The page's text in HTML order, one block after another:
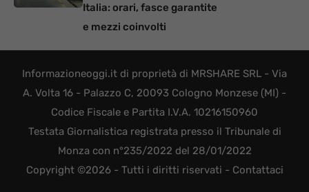
Italia: orari, fasce garantite
e mezzi coinvolti
Informazioneoggi.it di proprietà di MRSHARE SRL - Via
A. Volta 16 - Palazzo C, 20093 Cologno Monzese (MI) -
Codice Fiscale e Partita I.V.A. 10216150960
Testata Giornalistica registrata presso il Tribunale di
Monza con n°235/2022 del 28/01/2022
Copyright ©2026 - Tutti i diritti riservati - Contattaci